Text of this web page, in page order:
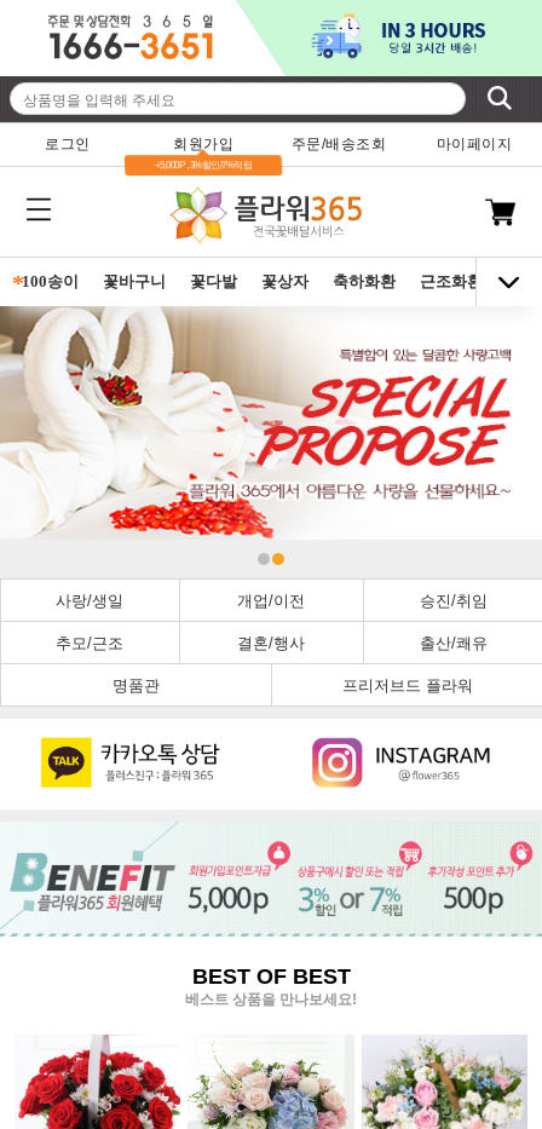
로그인 회원가입
+5,000P , 3%할인/7%적립
주문/배송조회 마이페이지
*100송이 꽃바구니 꽃다발 꽃상자 축하화환 근조화환 동양
사랑/생일 개업/이전 승진/취임
추모/근조 결혼/행사 출산/쾌유
명품관 프리저브드 플라워
BEST OF BEST
베스트 상품을 만나보세요!